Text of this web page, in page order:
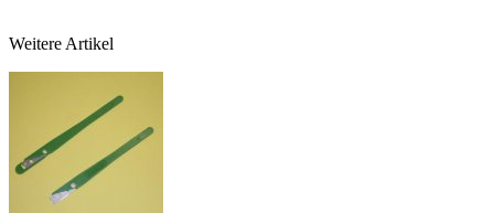
Weitere Artikel